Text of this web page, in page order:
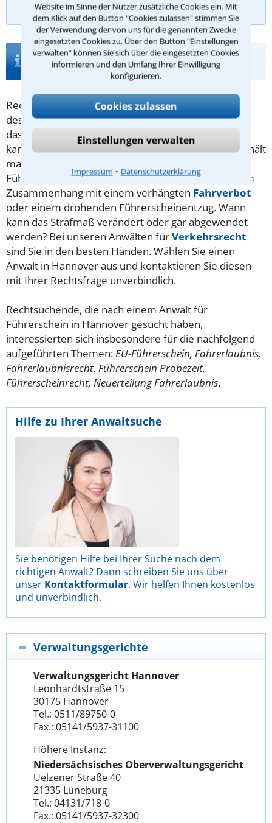
Website im Sinne der Nutzer zusätzliche Cookies ein. Mit
dem Klick auf den Button "Cookies zulassen" stimmen Sie
der Verwendung der von uns für die genannten Zwecke
eingesetzten Cookies zu. Über den Button "Einstellungen
verwalten" können Sie sich über die eingesetzten Cookies
informieren und den Umfang Ihrer Einwilligung
konfigurieren.
Cookies zulassen
Einstellungen verwalten
Impressum ⁃ Datenschutzerklärung
Infos zur Suche nach einem Anwalt für
Führerschein in Hannover
Rechtsfragen zumFührerscheintreten einmal bei
dessen Erwerb auf. Wann muss akzeptiert werden,
dass ein Führerschein nicht bestanden wurde, wann
kann man sich gegen einen Prüfer wehren? Wie verhält
man sich am besten bei Verkehrsverstößen in der
Führerschein Probezeit? Viele Fragen gibt es auch im
Zusammenhang mit einem verhängten Fahrverbot
oder einem drohenden Führerscheinentzug. Wann
kann das Strafmaß verändert oder gar abgewendet
werden? Bei unseren Anwälten fürVerkehrsrecht
sind Sie in den besten Händen. Wählen Sie einen
Anwalt in Hannover aus und kontaktieren Sie diesen
mit Ihrer Rechtsfrage unverbindlich.
Rechtsuchende, die nach einem Anwalt für
Führerschein in Hannover gesucht haben,
interessierten sich insbesondere für die nachfolgend
aufgeführten Themen:EU-Führerschein, Fahrerlaubnis,
Fahrerlaubnisrecht, Führerschein Probezeit,
Führerscheinrecht, Neuerteilung Fahrerlaubnis.
Hilfe zu Ihrer Anwaltsuche
Sie benötigen Hilfe bei Ihrer Suche nach dem
richtigen Anwalt? Dann schreiben Sie uns über
unser Kontaktformular. Wir helfen Ihnen kostenlos
und unverbindlich.
Verwaltungsgerichte
Verwaltungsgericht Hannover
Leonhardtstraße 15
30175 Hannover
Tel.: 0511/89750-0
Fax.: 05141/5937-31100
Höhere Instanz:
Niedersächsisches Oberverwaltungsgericht
Uelzener Straße 40
21335 Lüneburg
Tel.: 04131/718-0
Fax.: 05141/5937-32300